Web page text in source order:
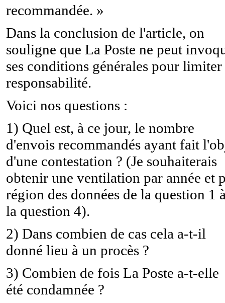
recommandée. »
Dans la conclusion de l'article, on
souligne que La Poste ne peut
ses conditions générales pour limiter
responsabilité.
Voici nos questions :
1) Quel est, à ce jour, le nombre
d'envois recommandés ayant fait
d'une contestation ? (Je souhaiterais
obtenir une ventilation par année et
région des données de la question 1
la question 4).
2) Dans combien de cas cela a-t-il
donné lieu à un procès ?
3) Combien de fois La Poste a-t-elle
été condamnée ?